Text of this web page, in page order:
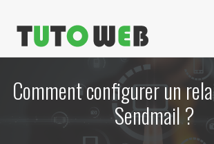
Comment configurer un
Sendmail ?